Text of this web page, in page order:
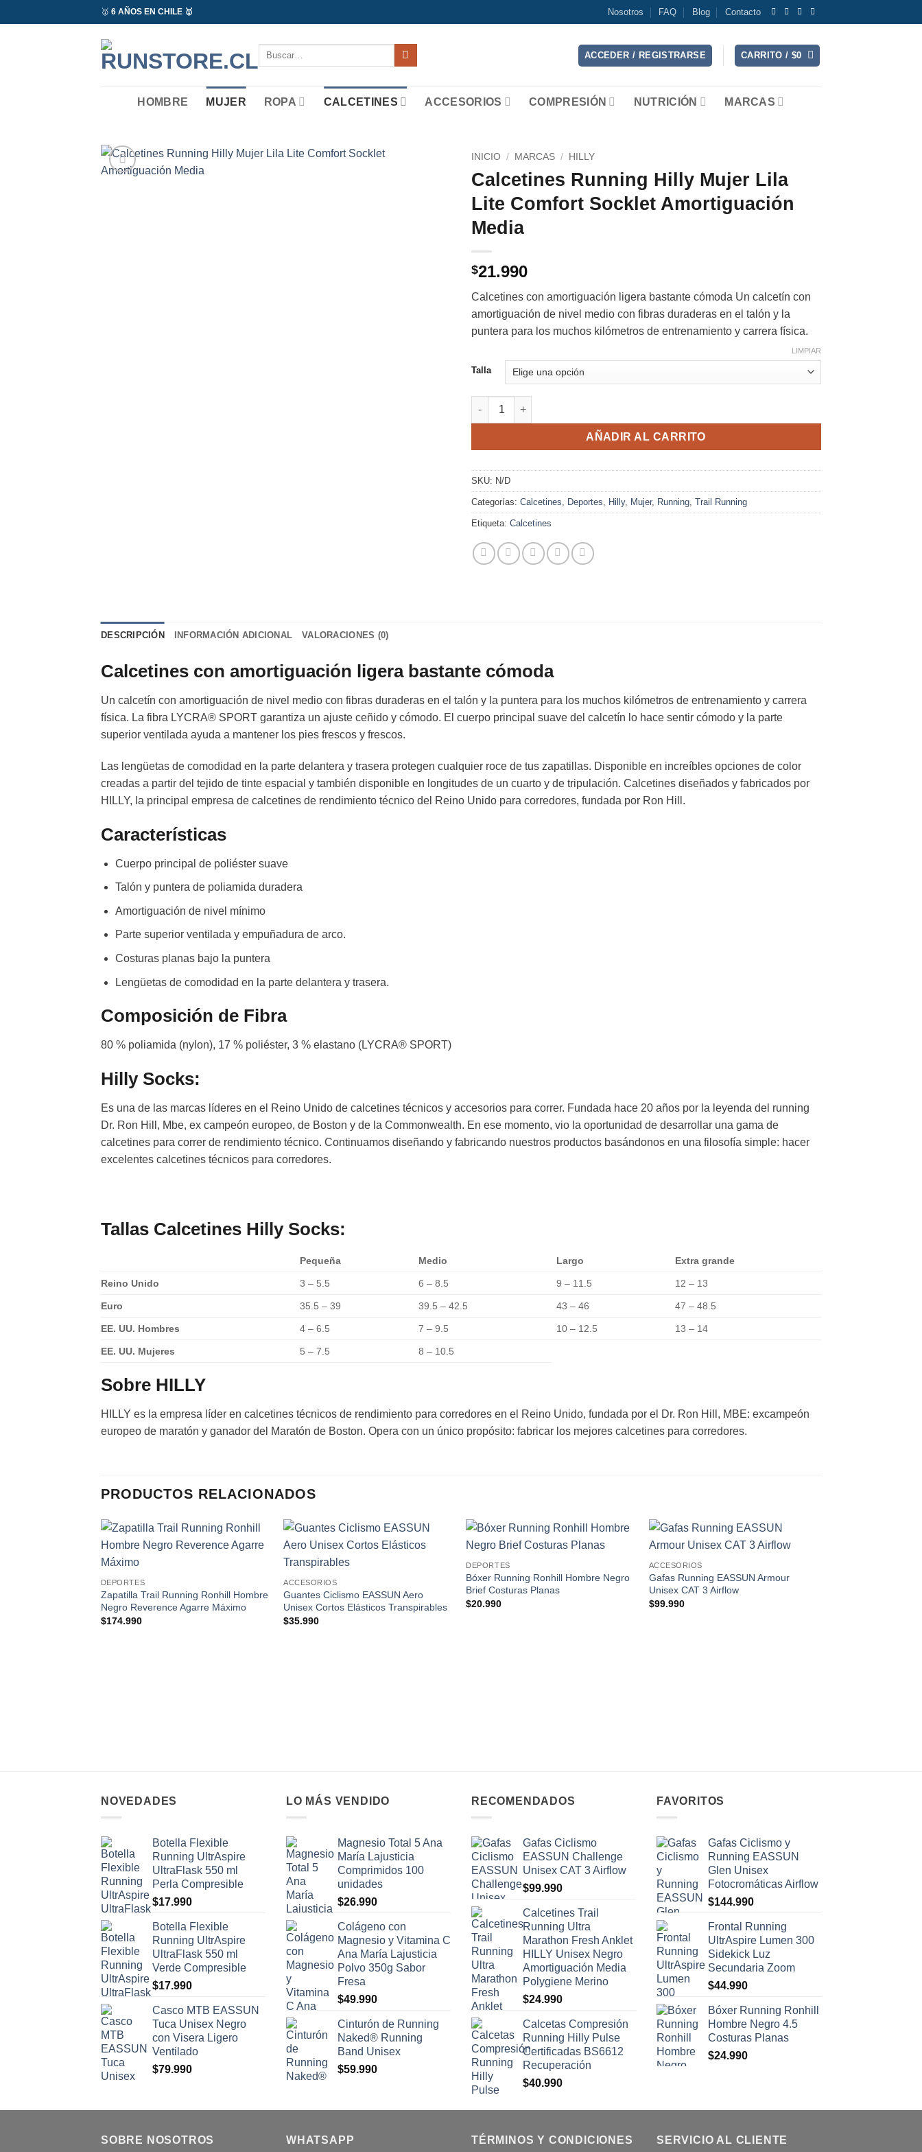
al
🥇 6 AÑOS EN CHILE 🥇 Nosotros FAQ Blog Contacto
Buscar
ACCEDER / REGISTRARSE CARRITO / $0
HOMBRE MUJER ROPA CALCETINES ACCESORIOS COMPRESIÓN NUTRICIÓN MARCAS
INICIO / MARCAS / HILLY
Calcetines Running Hilly Mujer Lila
Lite Comfort Socklet Amortiguación
Media
$21.990
Calcetines con amortiguación ligera bastante cómoda Un calcetín con
amortiguación de nivel medio con fibras duraderas en el talón y la
puntera para los muchos kilómetros de entrenamiento y carrera física.
Talla
LIMPIAR
Calcetines Running Hilly Mujer Lila Lite Comfort Socklet Amortiguación Media cantidad
AÑADIR AL CARRITO
SKU: N/D
Categorías: Calcetines Deportes Hilly, Mujer, Running Trail Running
Etiqueta: Calcetines
DESCRIPCIÓN INFORMACIÓN ADICIONAL VALORACIONES (0)
Calcetines con amortiguación ligera bastante cómoda
Un calcetín con amortiguación de nivel medio con fibras duraderas en el talón y la puntera para los muchos kilómetros de entrenamiento y carrera
física. La fibra LYCRA® SPORT garantiza un ajuste ceñido y cómodo. El cuerpo principal suave del calcetín lo hace sentir cómodo y la parte
superior ventilada ayuda a mantener los pies frescos y frescos.
Las lengüetas de comodidad en la parte delantera y trasera protegen cualquier roce de tus zapatillas. Disponible en increíbles opciones de color
creadas a partir del tejido de tinte espacial y también disponible en longitudes de un cuarto y de tripulación. Calcetines diseñados y fabricados por
HILLY, la principal empresa de calcetines de rendimiento técnico del Reino Unido para corredores, fundada por Ron Hill.
Características
Cuerpo principal de poliéster suave
Talón y puntera de poliamida duradera
Amortiguación de nivel mínimo
Parte superior ventilada y empuñadura de arco.
Costuras planas bajo la puntera
Lengüetas de comodidad en la parte delantera y trasera.
Composición de Fibra
80 % poliamida (nylon), 17 % poliéster, 3 % elastano (LYCRA® SPORT)
Hilly Socks:
Es una de las marcas líderes en el Reino Unido de calcetines técnicos y accesorios para correr. Fundada hace 20 años por la leyenda del running
Dr. Ron Hill, Mbe, ex campeón europeo, de Boston y de la Commonwealth. En ese momento, vio la oportunidad de desarrollar una gama de
calcetines para correr de rendimiento técnico. Continuamos diseñando y fabricando nuestros productos basándonos en una filosofía simple: hacer
excelentes calcetines técnicos para corredores.
Tallas Calcetines Hilly Socks:
Pequeña Medio Largo Extra grande
Reino Unido 3 – 5.5 6 – 8.5 9 – 11.5 12 – 13
Euro 35.5 – 39 39.5 – 42.5 43 – 46 47 – 48.5
EE. UU. Hombres 4 – 6.5 7 – 9.5 10 – 12.5 13 – 14
EE. UU. Mujeres 5 – 7.5 8 – 10.5
Sobre HILLY
HILLY es la empresa líder en calcetines técnicos de rendimiento para corredores en el Reino Unido, fundada por el Dr. Ron Hill, MBE: excampeón
europeo de maratón y ganador del Maratón de Boston. Opera con un único propósito: fabricar los mejores calcetines para corredores.
PRODUCTOS RELACIONADOS
DEPORTES
Zapatilla Trail Running Ronhill Hombre
Negro Reverence Agarre Máximo
$174.990
ACCESORIOS
Guantes Ciclismo EASSUN Aero
Unisex Cortos Elásticos Transpirables
$35.990
DEPORTES
Bóxer Running Ronhill Hombre Negro
Brief Costuras Planas
$20.990
ACCESORIOS
Gafas Running EASSUN Armour
Unisex CAT 3 Airflow
$99.990
NOVEDADES
Botella Flexible
Running UltrAspire
UltraFlask 550 ml
Perla Compresible
$17.990
Botella Flexible
Running UltrAspire
UltraFlask 550 ml
Verde Compresible
$17.990
Casco MTB EASSUN
Tuca Unisex Negro
con Visera Ligero
Ventilado
$79.990
LO MÁS VENDIDO
Magnesio Total 5 Ana
María Lajusticia
Comprimidos 100
unidades
$26.990
Colágeno con
Magnesio y Vitamina C
Ana María Lajusticia
Polvo 350g Sabor
Fresa
$49.990
Cinturón de Running
Naked® Running
Band Unisex
$59.990
RECOMENDADOS
Gafas Ciclismo
EASSUN Challenge
Unisex CAT 3 Airflow
$99.990
Calcetines Trail
Running Ultra
Marathon Fresh Anklet
HILLY Unisex Negro
Amortiguación Media
Polygiene Merino
$24.990
Calcetas Compresión
Running Hilly Pulse
Certificadas BS6612
Recuperación
$40.990
FAVORITOS
Gafas Ciclismo y
Running EASSUN
Glen Unisex
Fotocromáticas Airflow
$144.990
Frontal Running
UltrAspire Lumen 300
Sidekick Luz
Secundaria Zoom
$44.990
Bóxer Running Ronhill
Hombre Negro 4.5
Costuras Planas
$24.990
SOBRE NOSOTROS WHATSAPP TÉRMINOS Y CONDICIONES SERVICIO AL CLIENTE